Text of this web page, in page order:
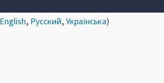
English, Русский,Українська)